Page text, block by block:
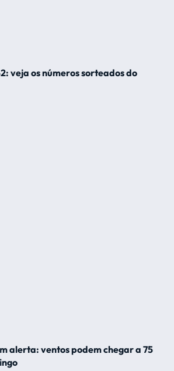
veja os números sorteados do
alerta: ventos podem chegar a 75